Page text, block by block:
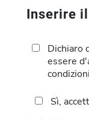
Inserire
Dichiaro
essere
Sì,